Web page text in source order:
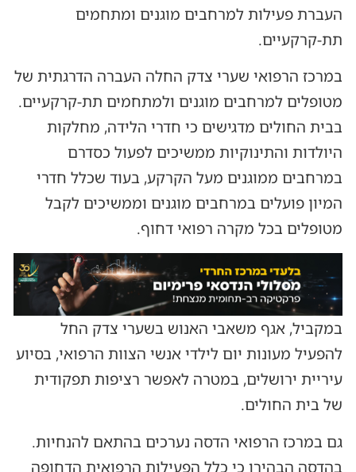
העברת פעילות למרחבים מוגנים ומתחמים
תת-קרקעיים.
במרכז הרפואי שערי צדק החלה העברה הדרגתית של
מטופלים למרחבים מוגנים ולמתחמים תת-קרקעיים.
בבית החולים מדגישים כי חדרי הלידה, מחלקות
היולדות והתינוקיות ממשיכים לפעול כסדרם
במרחבים ממוגנים מעל הקרקע, בעוד שכלל חדרי
המיון פועלים במרחבים מוגנים וממשיכים לקבל
מטופלים בכל מקרה רפואי דחוף.
במקביל, אגף משאבי האנוש בשערי צדק החל
להפעיל מעונות יום לילדי אנשי הצוות הרפואי, בסיוע
עיריית ירושלים, במטרה לאפשר רציפות תפקודית
של בית החולים.
גם במרכז הרפואי הדסה נערכים בהתאם להנחיות.
בהדסה הבהירו כי כלל הפעילות הרפואית הדחופה